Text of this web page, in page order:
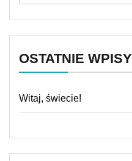
OSTATNIE WPISY
Witaj, świecie!